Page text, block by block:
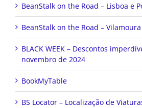
BeanStalk on the Road – Lisboa e
BeanStalk on the Road – Vilamoura
BLACK WEEK – Descontos
novembro de 2024
BookMyTable
BS Locator – Localização de